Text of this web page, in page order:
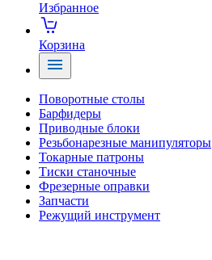
Избранное
Корзина
Поворотные столы
Барфидеры
Приводные блоки
Резьбонарезные манипуляторы
Токарные патроны
Тиски станочные
Фрезерные оправки
Запчасти
Режущий инструмент